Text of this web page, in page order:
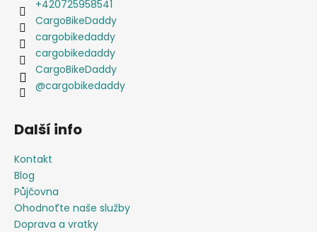
+420725958541
CargoBikeDaddy
cargobikedaddy
cargobikedaddy
CargoBikeDaddy
@cargobikedaddy
Další info
Kontakt
Blog
Půjčovna
Ohodnoťte naše služby
Doprava a vratky